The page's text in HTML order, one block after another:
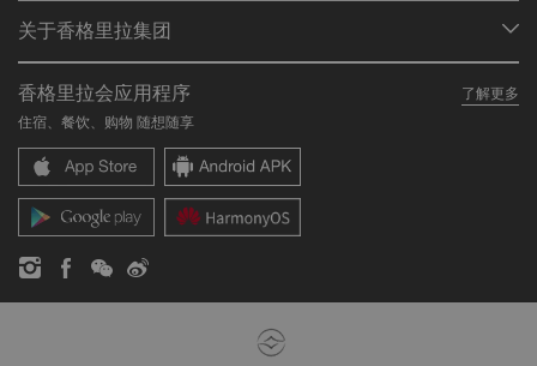
餐厅与酒吧
加入香格里拉会
常见问题
联络我们
关于香格里拉集团
我们的酒店品牌
香格里拉中心
香格里拉公寓
联系方式
职业发展
企业社会责任
新闻稿
香格里拉会应用程序
了解更多
住宿、餐饮、购物 随想随享